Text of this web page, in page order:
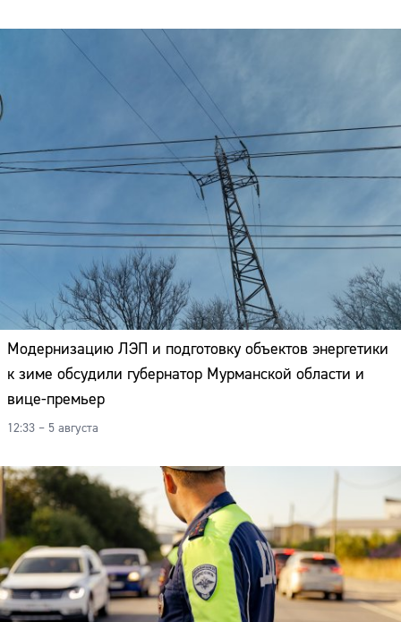
Модернизацию ЛЭП и подготовку объектов энергетики
к зиме обсудили губернатор Мурманской области и
вице-премьер
12:33 – 5 августа